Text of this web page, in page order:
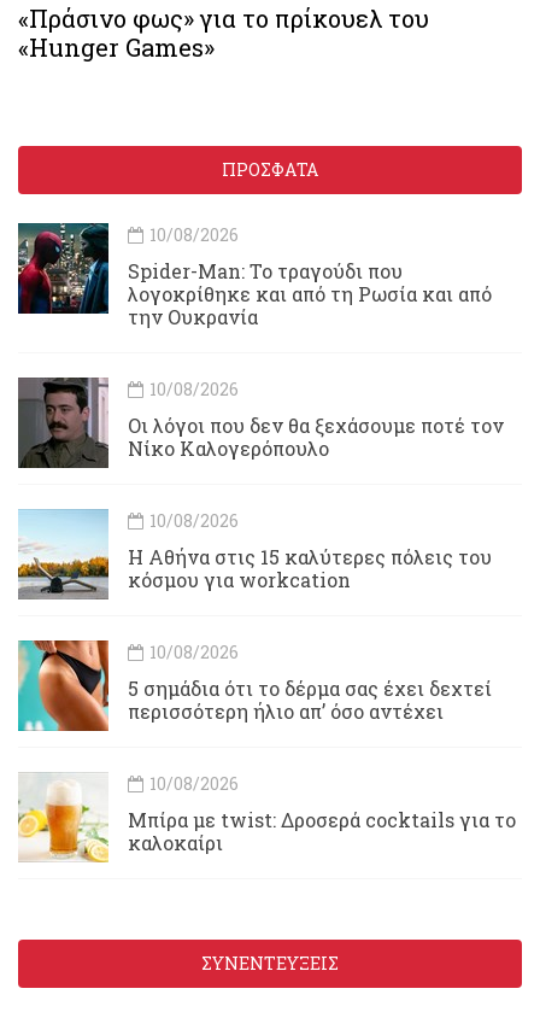
«Πράσινο φως» για το πρίκουελ του
«Hunger Games»
ΠΡΟΣΦΑΤΑ
10/08/2026
Spider-Man: Το τραγούδι που
λογοκρίθηκε και από τη Ρωσία και από
την Ουκρανία
10/08/2026
Οι λόγοι που δεν θα ξεχάσουμε ποτέ τον
Νίκο Καλογερόπουλο
10/08/2026
Η Αθήνα στις 15 καλύτερες πόλεις του
κόσμου για workcation
10/08/2026
5 σημάδια ότι το δέρμα σας έχει δεχτεί
περισσότερη ήλιο απ’ όσο αντέχει
10/08/2026
Μπίρα με twist: Δροσερά cocktails για το
καλοκαίρι
ΣΥΝΕΝΤΕΥΞΕΙΣ